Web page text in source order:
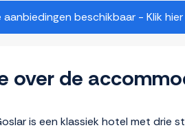
aanbiedingen beschikbaar - Klik hier
over de
is een klassiek hotel met drie